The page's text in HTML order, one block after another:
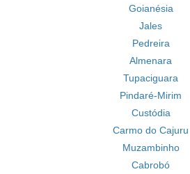
Goianésia
Jales
Pedreira
Almenara
Tupaciguara
Pindaré-Mirim
Custódia
Carmo do Cajuru
Muzambinho
Cabrobó